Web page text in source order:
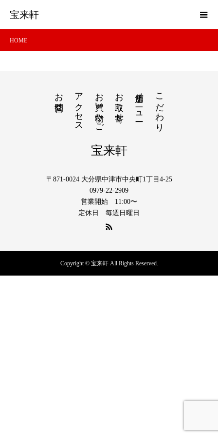
宝来軒
HOME
こだわり
店舗メニュー
お取り寄せ
お買い物かご
アクセス
お問合せ
宝来軒
〒871-0024 大分県中津市中央町1丁目4-25
0979-22-2909
営業開始 11:00〜
定休日 毎週日曜日
Copyright © 宝来軒 All Rights Reserved.